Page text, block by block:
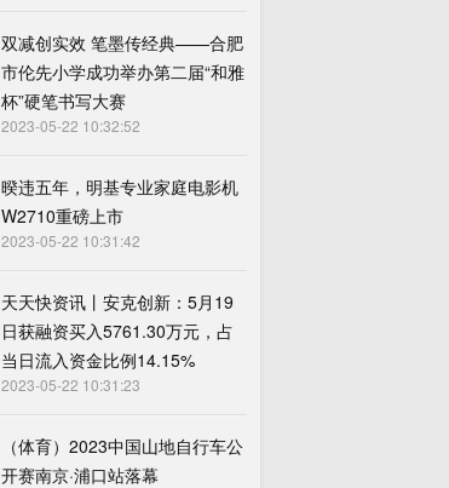
双减创实效 笔墨传经典——合肥
市伦先小学成功举办第二届“和雅
杯”硬笔书写大赛
2023-05-22 10:32:52
暌违五年，明基专业家庭电影机
W2710重磅上市
2023-05-22 10:31:42
天天快资讯丨安克创新：5月19
日获融资买入5761.30万元，占
当日流入资金比例14.15%
2023-05-22 10:31:23
（体育）2023中国山地自行车公
开赛南京·浦口站落幕